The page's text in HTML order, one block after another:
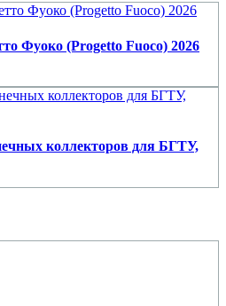
(Progetto Fuoco) 2026
коллекторов для БГТУ,